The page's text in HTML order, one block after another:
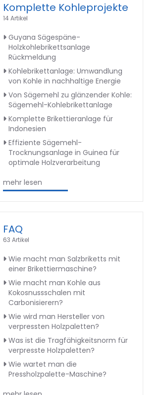
Komplette Kohleprojekte
14 Artikel
Guyana Sägespäne-
Holzkohlebrikettsanlage
Rückmeldung
Kohlebrikettanlage: Umwandlung
von Kohle in nachhaltige Energie
Von Sägemehl zu glänzender Kohle:
Sägemehl-Kohlebrikettanlage
Komplette Brikettieranlage für
Indonesien
Effiziente Sägemehl-
Trocknungsanlage in Guinea für
optimale Holzverarbeitung
mehr lesen
FAQ
63 Artikel
Wie macht man Salzbriketts mit
einer Brikettiermaschine?
Wie macht man Kohle aus
Kokosnussschalen mit
Carbonisierern?
Wie wird man Hersteller von
verpressten Holzpaletten?
Was ist die Tragfähigkeitsnorm für
verpresste Holzpaletten?
Wie wartet man die
Pressholzpalette-Maschine?